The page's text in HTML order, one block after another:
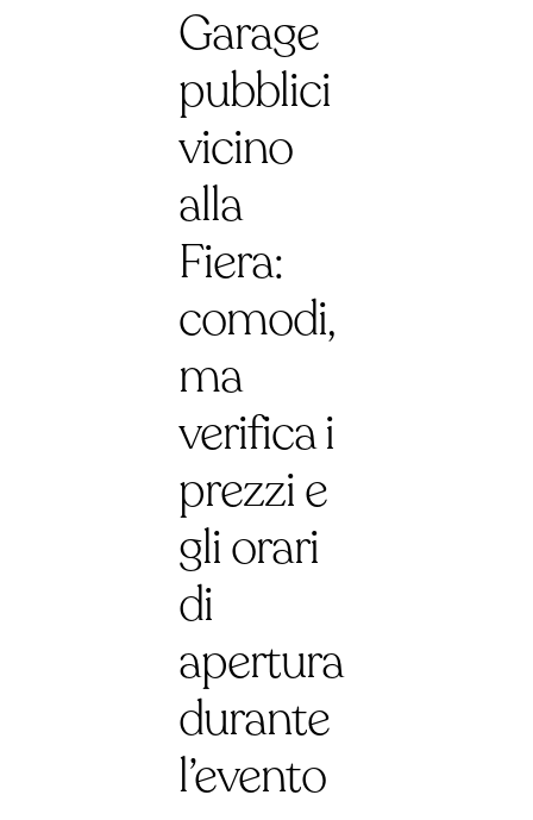
Garage
pubblici
vicino
alla
Fiera:
comodi,
ma
verifica i
prezzi e
gli orari
di
apertura
durante
l’evento